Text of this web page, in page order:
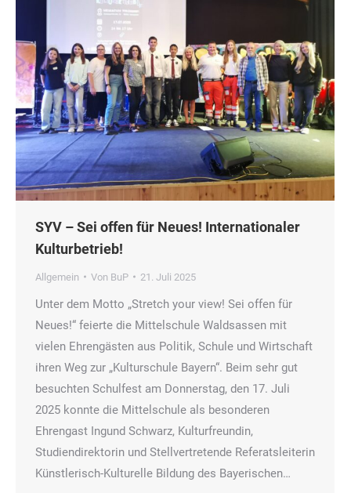
SYV – Sei offen für Neues! Internationaler
Kulturbetrieb!
Allgemein Von BuP 21. Juli 2025
Unter dem Motto „Stretch your view! Sei offen für
Neues!“ feierte die Mittelschule Waldsassen mit
vielen Ehrengästen aus Politik, Schule und Wirtschaft
ihren Weg zur „Kulturschule Bayern“. Beim sehr gut
besuchten Schulfest am Donnerstag, den 17. Juli
2025 konnte die Mittelschule als besonderen
Ehrengast Ingund Schwarz, Kulturfreundin,
Studiendirektorin und Stellvertretende Referatsleiterin
Künstlerisch-Kulturelle Bildung des Bayerischen…